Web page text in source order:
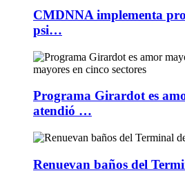
CMDNNA implementa
psi…
Programa Girardot es
atendió …
Renuevan baños del